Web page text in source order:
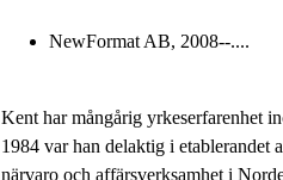
NewFormat AB, 2008--....
Kent har mångårig yrkeserfarenhet
1984 var han delaktig i etablerandet
närvaro och affärsverksamhet i